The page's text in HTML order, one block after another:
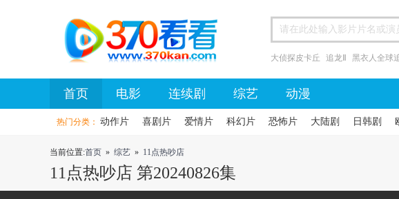
首页
大侦探皮卡丘 追龙Ⅱ 黑衣人全球
首页 电影 连续剧 综艺 动漫
热门分类： 动作片 喜剧片 爱情片 科幻片 恐怖片 大陆剧 日韩剧
当前位置:首页 » 综艺 » 11点热吵店
11点热吵店 第20240826集